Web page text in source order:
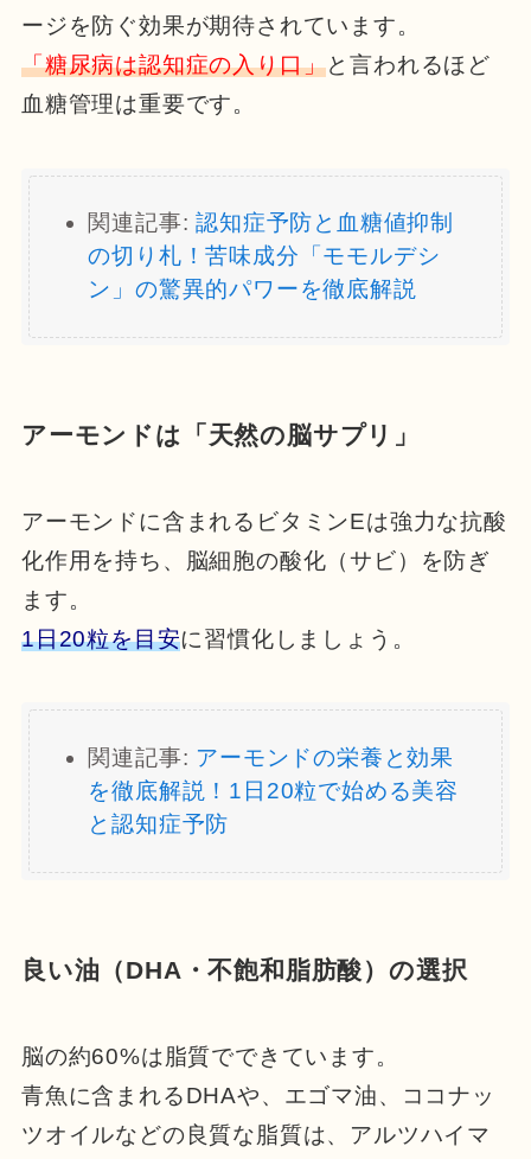
ージを防ぐ効果が期待されています。
「糖尿病は認知症の入り口」と言われるほど
血糖管理は重要です。
関連記事:認知症予防と血糖値抑制
の切り札！苦味成分「モモルデシ
ン」の驚異的パワーを徹底解説
アーモンドは「天然の脳サプリ」
アーモンドに含まれるビタミンEは強力な抗酸
化作用を持ち、脳細胞の酸化（サビ）を防ぎ
ます。
1日20粒を目安に習慣化しましょう。
関連記事: アーモンドの栄養と効果
を徹底解説！1日20粒で始める美容
と認知症予防
良い油（DHA・不飽和脂肪酸）の選択
脳の約60%は脂質でできています。
青魚に含まれるDHAや、エゴマ油、ココナッ
ツオイルなどの良質な脂質は、アルツハイマ